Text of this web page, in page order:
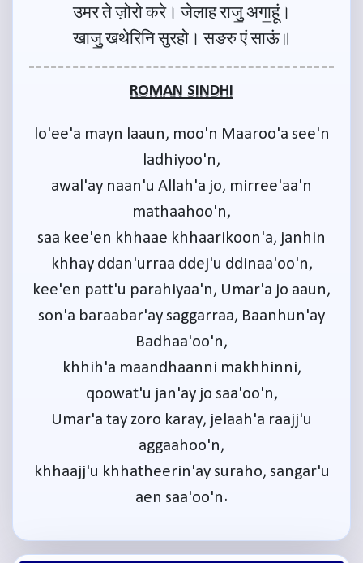
उमर ते ज़ोरो करे। जेलाह राजु॒ अगा॒हूं।
खाजु॒ खथेरिनि सुरहो। सङरु एं साऊं॥
ROMAN SINDHI
lo'ee'a mayn laaun, moo'n Maaroo'a see'n
ladhiyoo'n,
awal'ay naan'u Allah'a jo, mirree'aa'n
mathaahoo'n,
saa kee'en khhaae khhaarikoon'a, janhin
khhay ddan'urraa ddej'u ddinaa'oo'n,
kee'en patt'u parahiyaa'n, Umar'a jo aaun,
son'a baraabar'ay saggarraa, Baanhun'ay
Badhaa'oo'n,
khhih'a maandhaanni makhhinni,
qoowat'u jan'ay jo saa'oo'n,
Umar'a tay zoro karay, jelaah'a raajj'u
aggaahoo'n,
khhaajj'u khhatheerin'ay suraho, sangar'u
aen saa'oo'n.